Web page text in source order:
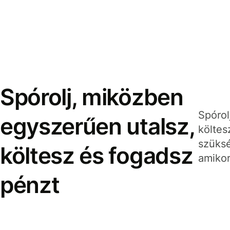
Spórolj, miközben
egyszerűen utalsz,
költesz és fogadsz
pénzt